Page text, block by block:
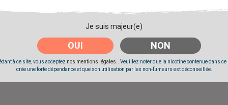
Je suis majeur(e)
OUI NON
à ce site, vous acceptez nos mentions légales.
. Veuillez noter que la nicotine contenue dans
crée une forte dépendance et que son utilisation par les non-fumeurs est déconseillée.
Partager
Livré à partir du Mercredi 12 Août 2026.